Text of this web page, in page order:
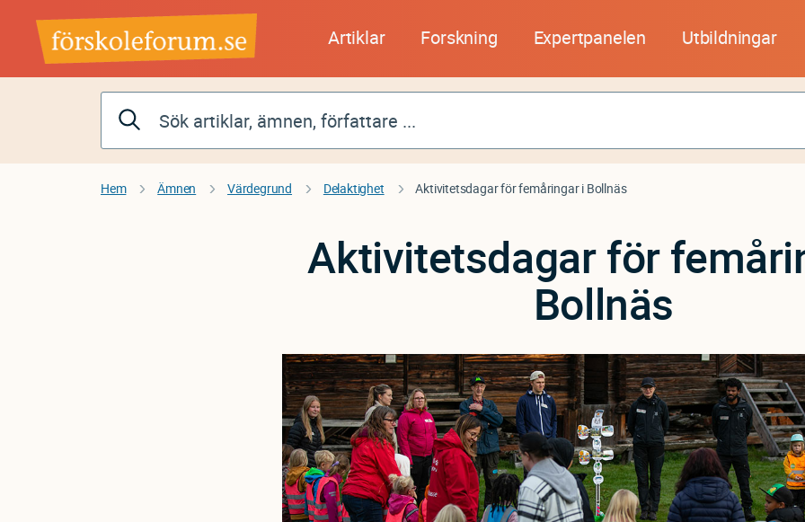
huvudinnehåll
Artiklar Forskning Expertpanelen Utbildningar
Hem Ämnen Värdegrund Delaktighet Aktivitetsdagar för femåringar i Bollnäs
Aktivitetsdagar för
Bollnäs